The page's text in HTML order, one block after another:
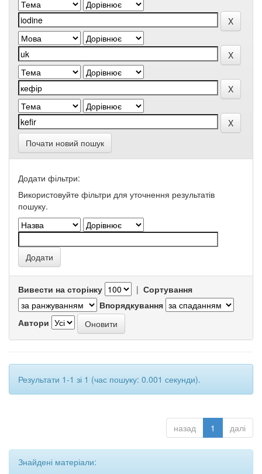
Почати новий пошук
Додати фільтри:
Використовуйте фільтри для уточнення результатів
пошуку.
Вивести на сторінку | Сортування
Впорядкування
Автори
Результати 1-1 зі 1 (час пошуку: 0.001 секунди).
назад 1 далі
Знайдені матеріали: